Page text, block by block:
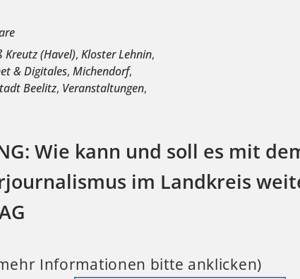
Kreutz (Havel),Kloster Lehnin,
& Digitales,Michendorf,
Beelitz, Veranstaltungen,
Wie kann und soll es mit
im Landkreis
Informationen bitte anklicken)